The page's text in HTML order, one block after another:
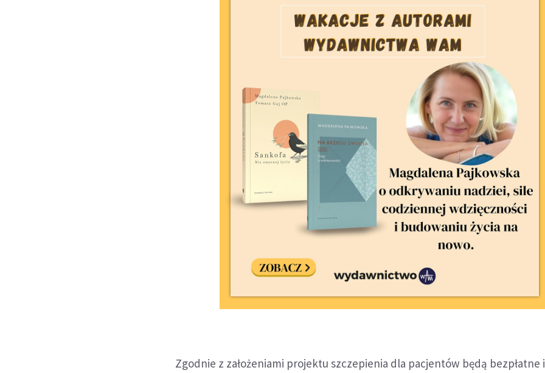
Zgodnie z założeniami projektu szczepienia dla pacjentów będą bezpłatne i